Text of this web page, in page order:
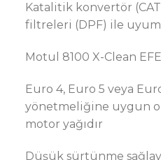
Katalitik konvertör
filtreleri (DPF) ile
Motul 8100 X-Clean
Euro 4, Euro 5 veya
yönetmeliğine uygun
motor yağıdır
Düşük sürtünme